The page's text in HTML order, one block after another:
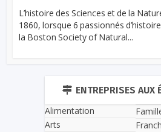
L’histoire des Sciences et de la
1860, lorsque 6 passionnés
la Boston Society of Natural...
ENTREPRISES AUX
Alimentation
Arts